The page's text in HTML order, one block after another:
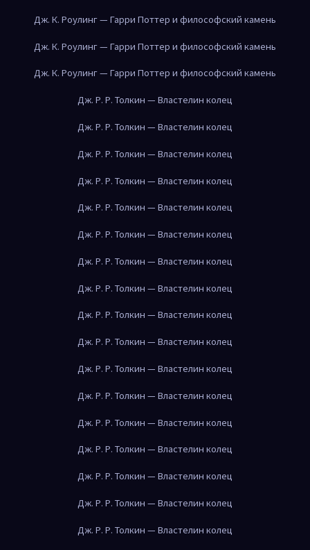
Дж. К. Роулинг — Гарри Поттер и философский камень
Дж. К. Роулинг — Гарри Поттер и философский камень
Дж. К. Роулинг — Гарри Поттер и философский камень
Дж. Р. Р. Толкин — Властелин колец
Дж. Р. Р. Толкин — Властелин колец
Дж. Р. Р. Толкин — Властелин колец
Дж. Р. Р. Толкин — Властелин колец
Дж. Р. Р. Толкин — Властелин колец
Дж. Р. Р. Толкин — Властелин колец
Дж. Р. Р. Толкин — Властелин колец
Дж. Р. Р. Толкин — Властелин колец
Дж. Р. Р. Толкин — Властелин колец
Дж. Р. Р. Толкин — Властелин колец
Дж. Р. Р. Толкин — Властелин колец
Дж. Р. Р. Толкин — Властелин колец
Дж. Р. Р. Толкин — Властелин колец
Дж. Р. Р. Толкин — Властелин колец
Дж. Р. Р. Толкин — Властелин колец
Дж. Р. Р. Толкин — Властелин колец
Дж. Р. Р. Толкин — Властелин колец